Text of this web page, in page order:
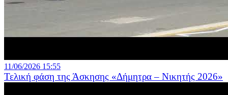
11/06/2026 15:55
Τελική φάση της Άσκησης «Δήμητρα – Νικητής 2026»